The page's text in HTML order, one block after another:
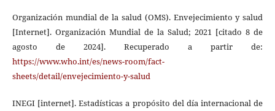
Organización mundial de la salud (OMS). Envejecimiento y salud
[Internet]. Organización Mundial de la Salud; 2021 [citado 8 de
agosto de 2024]. Recuperado a partir de:
https://www.who.int/es/news-room/fact-
sheets/detail/envejecimiento-y-salud
INEGI [internet]. Estadísticas a propósito del día internacional de